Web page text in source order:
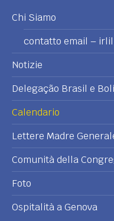
Chi Siamo
contatto email –
Notizie
Delegação Brasil e
Calendario
Lettere Madre
Comunità della
Foto
Ospitalità a Genova